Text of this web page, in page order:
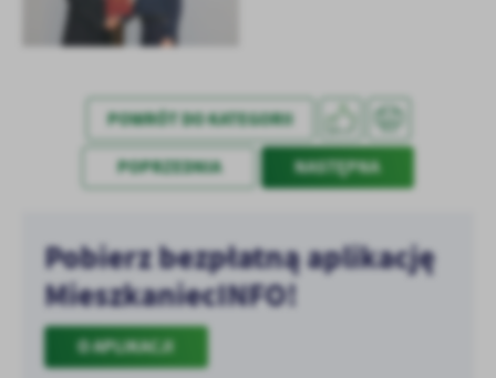
treści w postaci wiadomości, ofert, komunikatów mediów
społecznościowych.
POWRÓT DO KATEGORII
POPRZEDNIA NASTĘPNA
Pobierz bezpłatną aplikację
MieszkaniecINFO!
O APLIKACJI